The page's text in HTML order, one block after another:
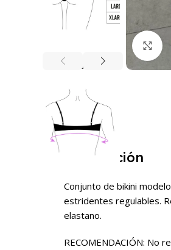
Descripción
Conjunto de bikini
estridentes regulables.
elastano.
RECOMENDACIÓN: No